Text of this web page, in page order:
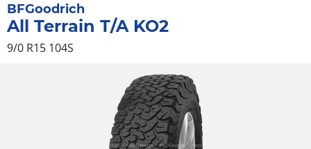
BFGoodrich
All Terrain T/A KO2
9/0 R15 104S